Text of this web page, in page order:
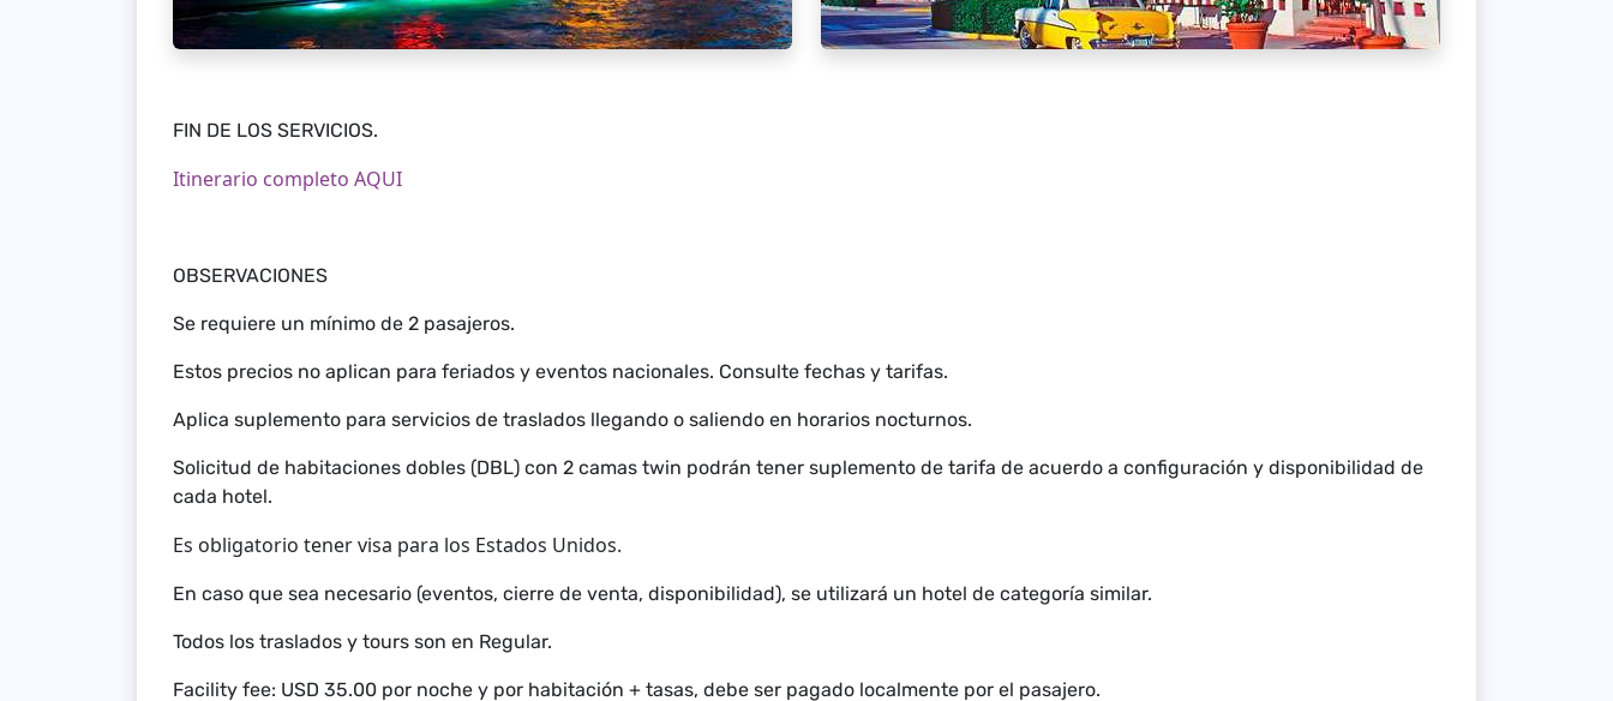
FIN DE LOS SERVICIOS.
Itinerario completo AQUI
OBSERVACIONES
Se requiere un mínimo de 2 pasajeros.
Estos precios no aplican para feriados y eventos nacionales. Consulte fechas y tarifas.
Aplica suplemento para servicios de traslados llegando o saliendo en horarios nocturnos.
Solicitud de habitaciones dobles (DBL) con 2 camas twin podrán tener suplemento de tarifa de acuerdo a configuración y disponibilidad de
cada hotel.
Es obligatorio tener visa para los Estados Unidos.
En caso que sea necesario (eventos, cierre de venta, disponibilidad), se utilizará un hotel de categoría similar.
Todos los traslados y tours son en Regular.
Facility fee: USD 35.00 por noche y por habitación + tasas, debe ser pagado localmente por el pasajero.